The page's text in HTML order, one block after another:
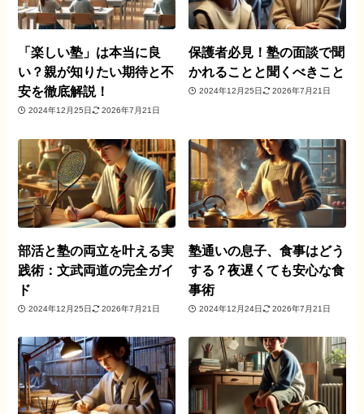
「楽しい塾」は本当に良
い？親が知りたい期待と不
安を徹底解説！
2024年12月25日 2026年7月21日
保護者必見！塾の面談で聞
かれることと聞くべきこと
2024年12月25日 2026年7月21日
部活と塾の両立を叶える実
践術：文武両道の完全ガイ
ド
2024年12月25日 2026年7月21日
塾通いの息子、食事はどう
する？夜遅くても安心な食
事術
2024年12月24日 2026年7月21日